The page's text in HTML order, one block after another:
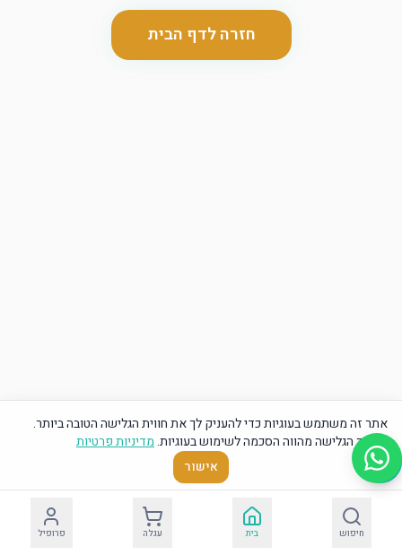
חזרה לדף הבית
חיפוש בית עגלה פרופיל
אתר זה משתמש בעוגיות כדי להעניק לך את חווית הגלישה הטובה ביותר.
המשך הגלישה מהווה הסכמה לשימוש בעוגיות.מדיניות פרטיות
אישור